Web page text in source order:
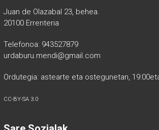
Juan de Olazabal 23, behea.
20100 Errenteria
Telefonoa: 943527879
urdaburu.mendi@gmail.com
Ordutegia: astearte eta ostegunetan,
CC-BY-SA 3.0